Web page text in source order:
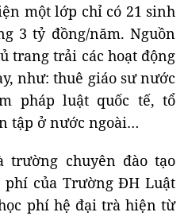
một lớp chỉ có 21 sinh
3 tỷ đồng/năm. Nguồn
trang trải các hoạt động
như: thuê giáo sư nước
pháp luật quốc tế, tổ
tập ở nước ngoài…
trường chuyên đào tạo
của Trường ĐH Luật
phí hệ đại trà hiện từ